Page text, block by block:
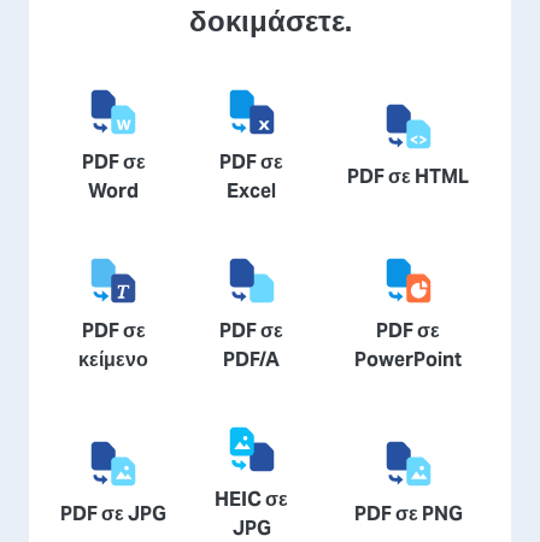
δοκιμάσετε.
PDF σε
Word
PDF σε
Excel
PDF σε HTML
PDF σε
κείμενο
PDF σε
PDF/A
PDF σε
PowerPoint
PDF σε JPG
HEIC σε
JPG
PDF σε PNG